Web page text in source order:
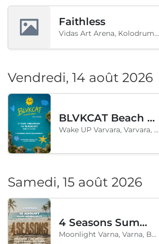
Faithless
Vidas Art Arena, Kolodrum, Borisova gradina, Sofia, BG
Vendredi, 14 août 2026
BLVKCAT Beach Festival 2026, Wake up Varvara
Wake UP Varvara, Varvara, BG
Samedi, 15 août 2026
4 Seasons Summer Edition
Moonlight Varna, Varna, BG